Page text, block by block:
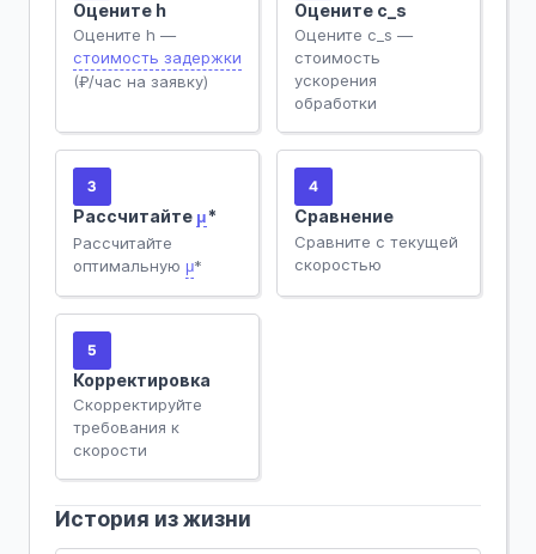
Оцените h
Оцените h —
стоимость задержки
(₽/час на заявку)
Оцените c_s
Оцените c_s —
стоимость
ускорения
обработки
3
Рассчитайте μ*
Рассчитайте
оптимальную μ*
4
Сравнение
Сравните с текущей
скоростью
5
Корректировка
Скорректируйте
требования к
скорости
История из жизни